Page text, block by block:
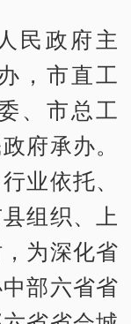
民政府主
，市直工
、市总工
府承办。
业依托、
组织、上
为深化省
部六省省